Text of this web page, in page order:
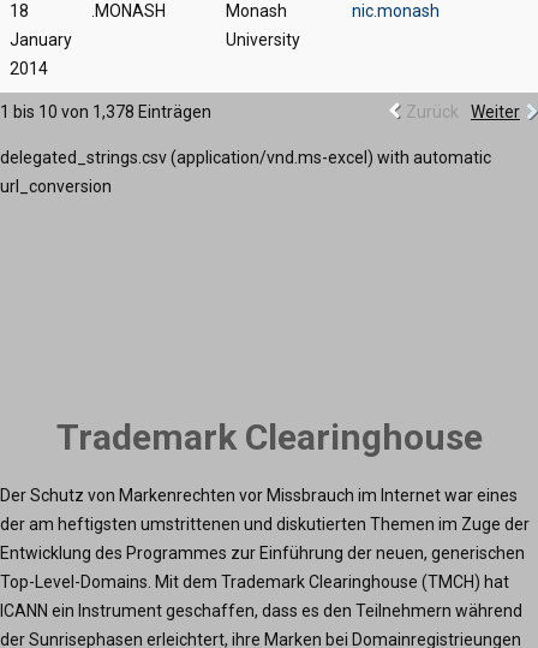
18
January
2014
.MONASH
Monash
University
nic.monash
1 bis 10 von 1,378 Einträgen Zurück Weiter
delegated_strings.csv (application/vnd.ms-excel) with automatic
url_conversion
Trademark Clearinghouse
Der Schutz von Markenrechten vor Missbrauch im Internet war eines
der am heftigsten umstrittenen und diskutierten Themen im Zuge der
Entwicklung des Programmes zur Einführung der neuen, generischen
Top-Level-Domains. Mit dem Trademark Clearinghouse (TMCH) hat
ICANN ein Instrument geschaffen, dass es den Teilnehmern während
der Sunrisephasen erleichtert, ihre Marken bei Domainregistrieungen